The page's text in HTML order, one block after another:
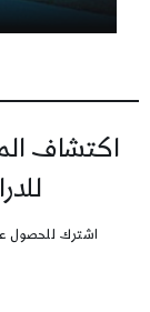
اكتشاف
اشترك للحصول